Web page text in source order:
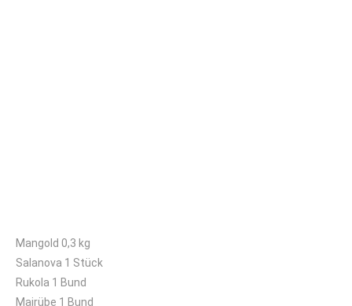
Mangold 0,3 kg
Salanova 1 Stück
Rukola 1 Bund
Mairübe 1 Bund